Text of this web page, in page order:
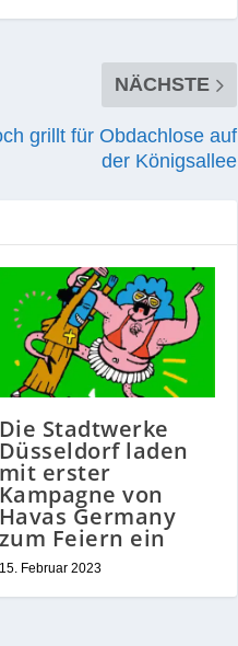
NÄCHSTE
grillt für Obdachlose auf
der Königsallee
Die Stadtwerke
Düsseldorf laden
mit erster
Kampagne von
Havas Germany
zum Feiern ein
15. Februar 2023